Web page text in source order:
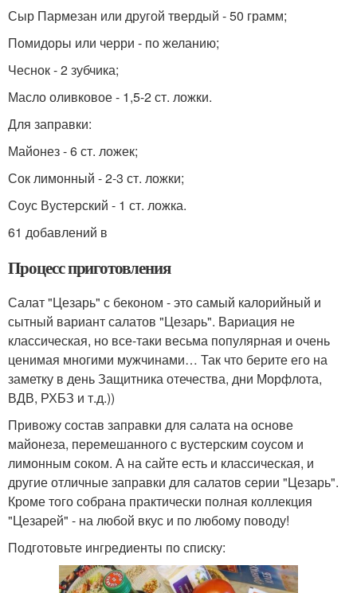
Сыр Пармезан или другой твердый - 50 грамм;
Помидоры или черри - по желанию;
Чеснок - 2 зубчика;
Масло оливковое - 1,5-2 ст. ложки.
Для заправки:
Майонез - 6 ст. ложек;
Сок лимонный - 2-3 ст. ложки;
Соус Вустерский - 1 ст. ложка.
61 добавлений в
Процесс приготовления
Салат "Цезарь" с беконом - это самый калорийный и
сытный вариант салатов "Цезарь". Вариация не
классическая, но все-таки весьма популярная и очень
ценимая многими мужчинами… Так что берите его на
заметку в день Защитника отечества, дни Морфлота,
ВДВ, РХБЗ и т.д.))
Привожу состав заправки для салата на основе
майонеза, перемешанного с вустерским соусом и
лимонным соком. А на сайте есть и классическая, и
другие отличные заправки для салатов серии "Цезарь".
Кроме того собрана практически полная коллекция
"Цезарей" - на любой вкус и по любому поводу!
Подготовьте ингредиенты по списку: